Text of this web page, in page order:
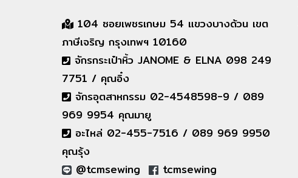
104 ซอยเพชรเกษม 54 แขวงบางด้วน เขต
ภาษีเจริญ กรุงเทพฯ 10160
จักรกระเป๋าหิ้ว JANOME & ELNA 098 249
7751 / คุณอิ๋ง
จักรอุตสาหกรรม 02-4548598-9 / 089
969 9954 คุณมายู
อะไหล่ 02-455-7516 / 089 969 9950
คุณรุ้ง
@tcmsewing
tcmsewing